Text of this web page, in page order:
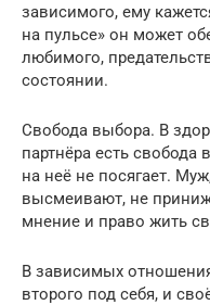
зависимого, ему
на пульсе» он может
любимого,
состоянии.
Свобода выбора. В
партнёра есть
на неё не посягает.
высмеивают, не
мнение и право жить
В зависимых
второго под себя, и